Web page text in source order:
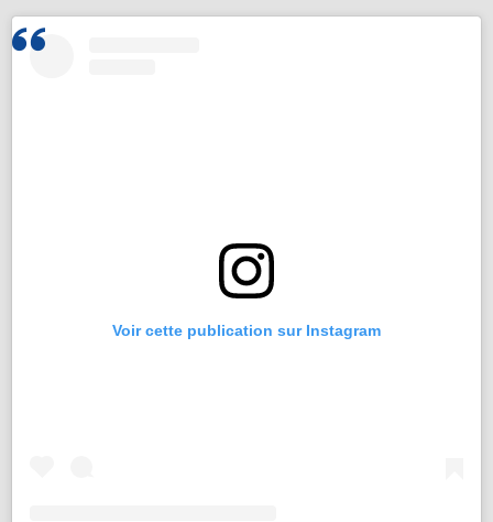
Voir cette publication sur Instagram